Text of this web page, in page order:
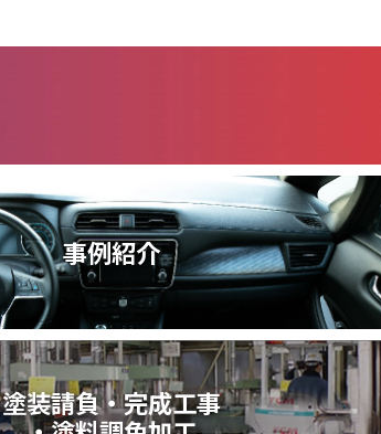
事例紹介
塗装請負・完成工事